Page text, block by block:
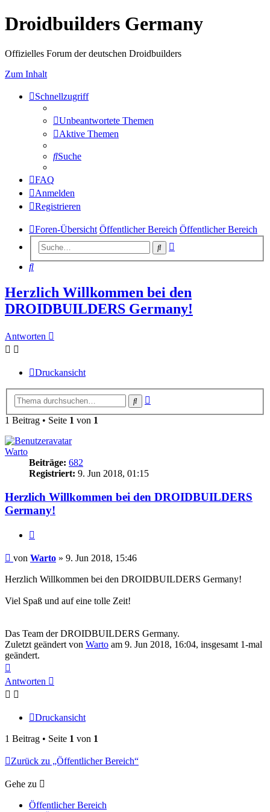
Droidbuilders Germany
Offizielles Forum der deutschen Droidbuilders
Zum Inhalt
Schnellzugriff
Unbeantwortete Themen
Aktive Themen
Suche
FAQ
Anmelden
Registrieren
Foren-Übersicht Öffentlicher Bereich Öffentlicher Bereich
Suche
Suche
Herzlich Willkommen bei den
DROIDBUILDERS Germany!
Antworten
Druckansicht
Suche
1 Beitrag • Seite 1 von 1
Warto
Beiträge: 682
Registriert: 9. Jun 2018, 01:15
Herzlich Willkommen bei den DROIDBUILDERS
Germany!
Beitrag
von Warto » 9. Jun 2018, 15:46
Herzlich Willkommen bei den DROIDBUILDERS Germany!
Viel Spaß und auf eine tolle Zeit!
Das Team der DROIDBUILDERS Germany.
Zuletzt geändert von Warto am 9. Jun 2018, 16:04, insgesamt 1-mal
geändert.
oben
Antworten
Druckansicht
1 Beitrag • Seite 1 von 1
Zurück zu „Öffentlicher Bereich“
Gehe zu
Öffentlicher Bereich